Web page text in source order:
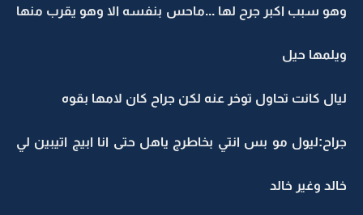
وهو سبب اكبر جرح لها ...ماحس بنفسه الا وهو يقرب منها
ويلمها حيل
ليال كانت تحاول توخر عنه لكن جراح كان لامها بقوه
جراح:ليول مو بس انتي بخاطرج ياهل حتى انا ابيج اتيبين لي
خالد وغير خالد